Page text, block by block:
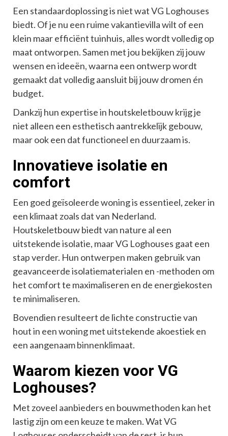
Een standaardoplossing is niet wat VG Loghouses
biedt. Of je nu een ruime vakantievilla wilt of een
klein maar efficiënt tuinhuis, alles wordt volledig op
maat ontworpen. Samen met jou bekijken zij jouw
wensen en ideeën, waarna een ontwerp wordt
gemaakt dat volledig aansluit bij jouw dromen én
budget.
Dankzij hun expertise in houtskeletbouw krijg je
niet alleen een esthetisch aantrekkelijk gebouw,
maar ook een dat functioneel en duurzaam is.
Innovatieve isolatie en
comfort
Een goed geïsoleerde woning is essentieel, zeker in
een klimaat zoals dat van Nederland.
Houtskeletbouw biedt van nature al een
uitstekende isolatie, maar VG Loghouses gaat een
stap verder. Hun ontwerpen maken gebruik van
geavanceerde isolatiematerialen en -methoden om
het comfort te maximaliseren en de energiekosten
te minimaliseren.
Bovendien resulteert de lichte constructie van
hout in een woning met uitstekende akoestiek en
een aangenaam binnenklimaat.
Waarom kiezen voor VG
Loghouses?
Met zoveel aanbieders en bouwmethoden kan het
lastig zijn om een keuze te maken. Wat VG